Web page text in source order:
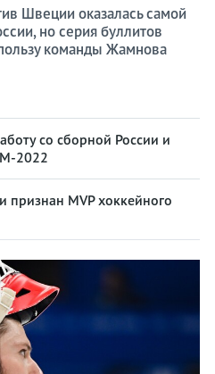
Швеции оказалась самой
но серия буллитов
команды Жамнова
со сборной России и
2022
признан MVP хоккейного